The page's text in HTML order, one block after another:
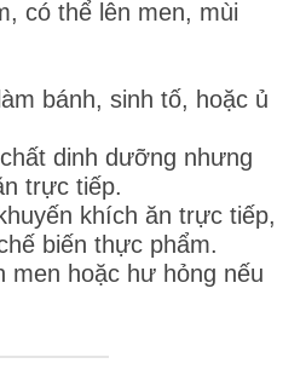
có thể lên men, mùi
bánh, sinh tố, hoặc ủ
dinh dưỡng nhưng
trực tiếp.
khích ăn trực tiếp,
biến thực phẩm.
men hoặc hư hỏng nếu